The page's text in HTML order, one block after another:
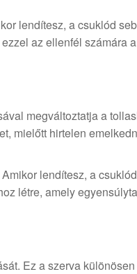
lendítesz, a csuklód
az ellenfél számára a
megváltoztatja a
mielőtt hirtelen
lendítesz, a
létre, amely
Ez a szerva